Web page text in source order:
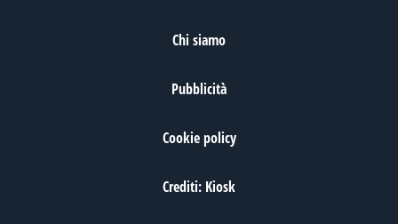
Chi siamo
Pubblicità
Cookie policy
Crediti: Kiosk